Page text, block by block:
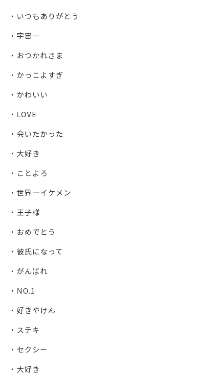
・いつもありがとう
・宇宙一
・おつかれさま
・かっこよすぎ
・かわいい
・LOVE
・会いたかった
・大好き
・ことよろ
・世界一イケメン
・王子様
・おめでとう
・彼氏になって
・がんばれ
・NO.1
・好きやけん
・ステキ
・セクシー
・大好き